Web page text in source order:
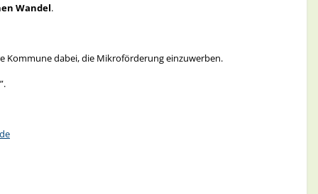
eigenen, datenschutzsicheren Infrastruktur ausführen
Wandel.
Kommune dabei, die Mikroförderung einzuwerben.